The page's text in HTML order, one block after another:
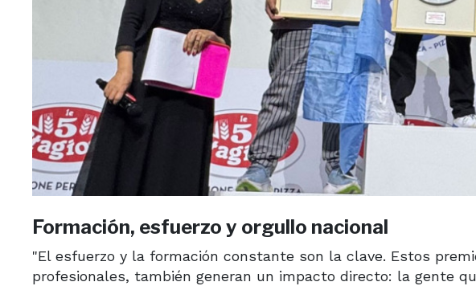
Formación, esfuerzo y orgullo nacional
"El esfuerzo y la formación constante son la clave. Estos
profesionales, también generan un impacto directo: la gente